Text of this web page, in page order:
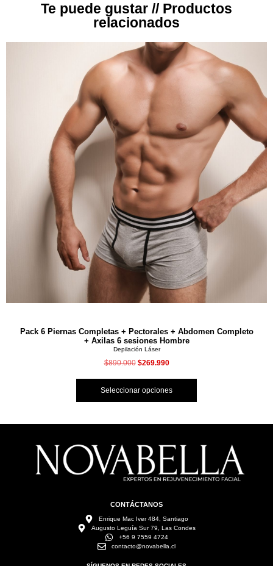
Te puede gustar // Productos
relacionados
Pack 6 Piernas Completas + Pectorales + Abdomen Completo
+ Axilas 6 sesiones Hombre
Depilación Láser
$890.000 $269.990
Seleccionar opciones
CONTÁCTANOS
Enrique Mac Iver 484, Santiago
Augusto Leguía Sur 79, Las Condes
+56 9 7559 4724
contacto@novabella.cl